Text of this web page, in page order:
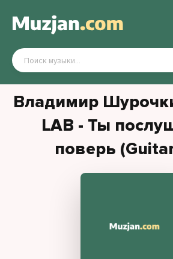
Владимир
LAB - Ты
поверь